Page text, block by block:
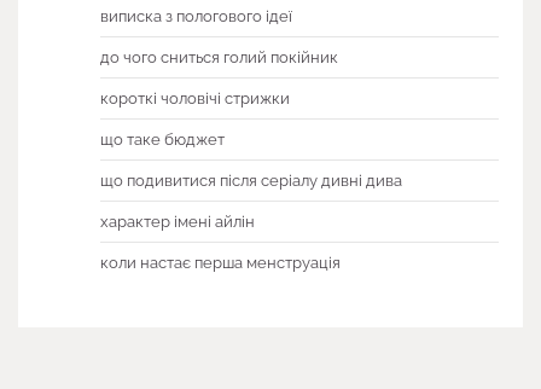
виписка з пологового ідеї
до чого сниться голий покійник
короткі чоловічі стрижки
що таке бюджет
що подивитися після серіалу дивні дива
характер імені айлін
коли настає перша менструація